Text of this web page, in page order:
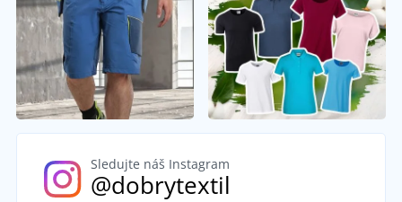
Sledujte náš Instagram
@dobrytextil